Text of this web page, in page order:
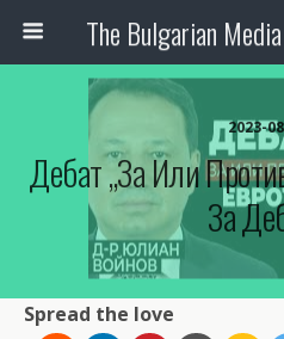
2023-
Дебат „За Или
За
Spread the love